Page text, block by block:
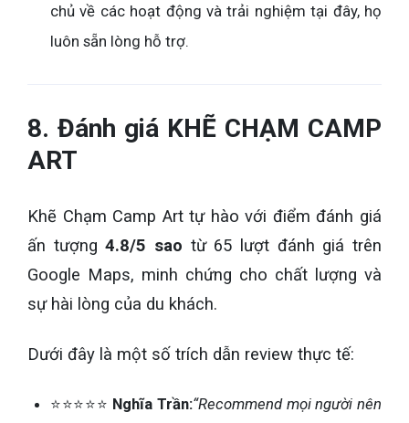
chủ về các hoạt động và trải nghiệm tại đây, họ
luôn sẵn lòng hỗ trợ.
8. Đánh giá KHẼ CHẠM CAMP
ART
Khẽ Chạm Camp Art tự hào với điểm đánh giá
ấn tượng4.8/5 sao từ 65 lượt đánh giá trên
Google Maps, minh chứng cho chất lượng và
sự hài lòng của du khách.
Dưới đây là một số trích dẫn review thực tế:
⭐⭐⭐⭐⭐ Nghĩa Trần:“Recommend mọi người nên